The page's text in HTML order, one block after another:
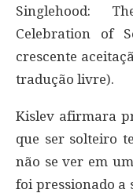
Singlehood:
Celebration of
crescente
tradução livre).
Kislev afirmara
que ser solteiro
não se ver em
foi pressionado a